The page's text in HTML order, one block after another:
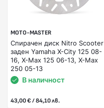
MOTO-MASTER
Спирачен диск Nitro Scooter
заден Yamaha X-City 125 08-
16, X-Max 125 06-13, X-Max
250 05-13
В наличност
43,00 € / 84,10 лв.